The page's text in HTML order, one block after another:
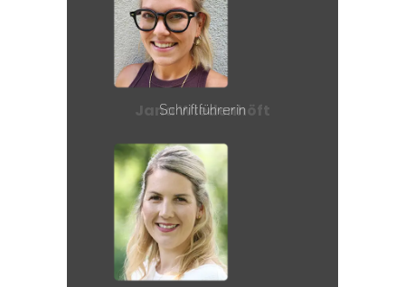
Jana Wiedenhöft
Schriftführerin